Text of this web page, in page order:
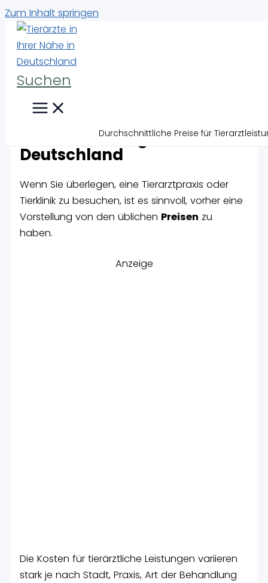
Zum Inhalt springen
Suchen
Durchschnittliche Preise für
Tierarztleistungen in
Deutschland
Wenn Sie überlegen, eine Tierarztpraxis oder
Tierklinik zu besuchen, ist es sinnvoll, vorher eine
Vorstellung von den üblichen Preisen zu
haben.
Anzeige
Die Kosten für tierärztliche Leistungen variieren
stark je nach Stadt, Praxis, Art der Behandlung